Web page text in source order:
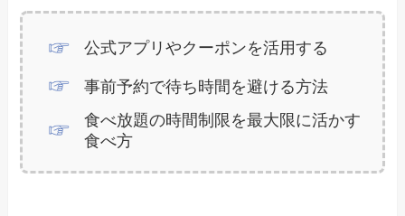
公式アプリやクーポンを活用する
事前予約で待ち時間を避ける方法
食べ放題の時間制限を最大限に活かす
食べ方